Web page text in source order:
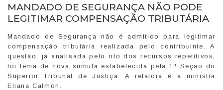
MANDADO DE SEGURANÇA NÃO PODE
LEGITIMAR COMPENSAÇÃO TRIBUTÁRIA
Mandado de Segurança não é admitido para legitimar
compensação tributária realizada pelo contribuinte. A
questão, já analisada pelo rito dos recursos repetitivos,
foi tema de nova súmula estabelecida pela 1ª Seção do
Superior Tribunal de Justiça. A relatora é a ministra
Eliana Calmon.